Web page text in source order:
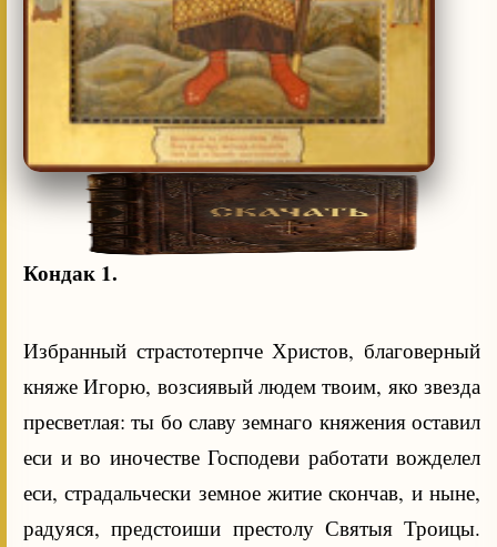
Кондак 1.
Избранный страстотерпче Христов, благоверный
княже Игорю, возсиявый людем твоим, яко звезда
пресветлая: ты бо славу земнаго княжения оставил
еси и во иночестве Господеви работати вожделел
еси, страдальчески земное житие скончав, и ныне,
радуяся, предстоиши престолу Святыя Троицы.